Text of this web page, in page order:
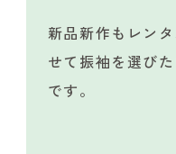
新品新作もレン
せて振袖を選び
です。